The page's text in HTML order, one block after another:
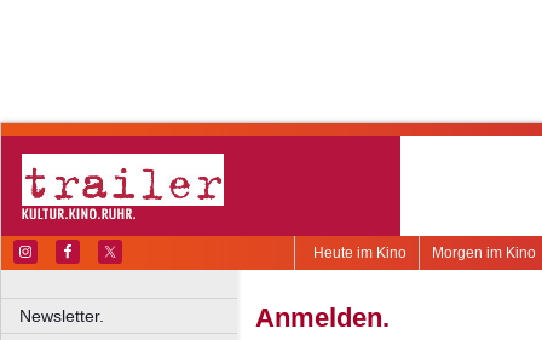
Morgen im Kino
Heute im Kino
Newsletter.
Anmelden.